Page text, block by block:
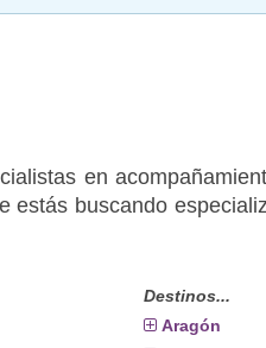
en
estás buscando
Destinos...
Aragón